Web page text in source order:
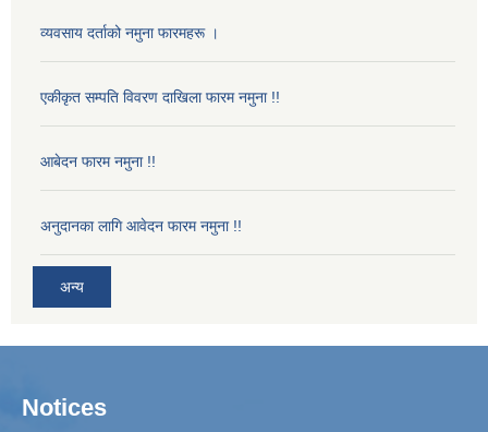
व्यवसाय दर्ताको नमुना फारमहरू ।
एकीकृत सम्पति विवरण दाखिला फारम नमुना !!
आबेदन फारम नमुना !!
अनुदानका लागि आवेदन फारम नमुना !!
अन्य
Notices